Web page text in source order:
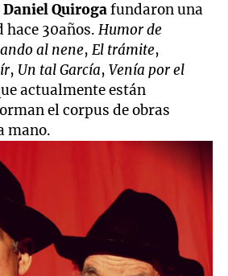
Daniel Quirogafundaron una
hace 30años.Humor de
al nene,El trámite,
, Un tal García,Venía por el
actualmente están
el corpus de obras
mano.